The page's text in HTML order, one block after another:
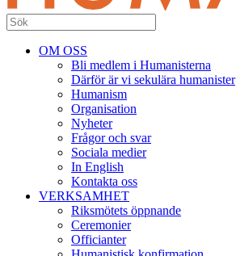
OM OSS
Bli medlem i Humanisterna
Därför är vi sekulära humanister
Humanism
Organisation
Nyheter
Frågor och svar
Sociala medier
In English
Kontakta oss
VERKSAMHET
Riksmötets öppnande
Ceremonier
Officianter